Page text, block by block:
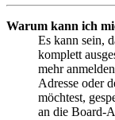
Warum kann ich
Es kann sein,
komplett
mehr
Adresse oder
möchtest,
an die Board-